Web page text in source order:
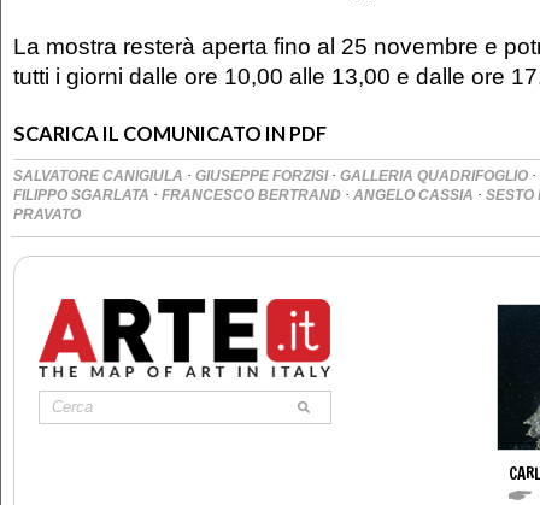
La mostra resterà aperta fino al 25 novembre e
tutti i giorni dalle ore 10,00 alle 13,00 e dalle ore
SCARICA IL COMUNICATO IN PDF
SALVATORE CANIGIULA · GIUSEPPE FORZISI · GALLERIA QUADRIFOGLIO ·
FILIPPO SGARLATA · FRANCESCO BERTRAND · ANGELO CASSIA ·
PRAVATO